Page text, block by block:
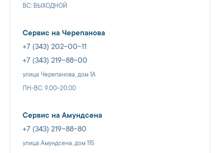
ВС: ВЫХОДНОЙ
Сервис на Черепанова
+7 (343) 202-00-11
+7 (343) 219-88-00
улица Черепанова, дом 1А
ПН-ВС: 9.00-20.00
Сервис на Амундсена
+7 (343) 219-88-80
улица Амундсена, дом 115